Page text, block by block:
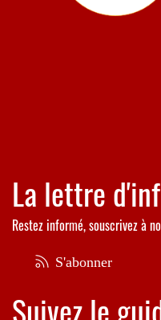
La lettre
Restez informé, souscrivez à
S'abonner
Suivez le